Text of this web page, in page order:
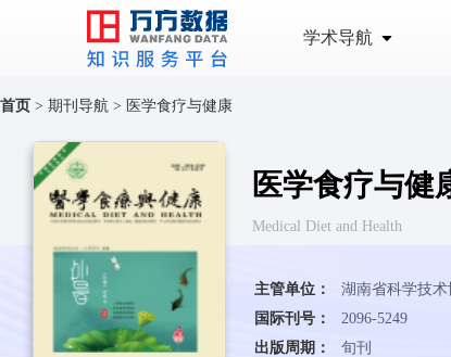
学术导航
首页 > 期刊导航 > 医学食疗与健康
医学食疗与健
Medical Diet and Health
主管单位： 湖南省科学技术
国际刊号：
2096-5249
出版周期：
旬刊